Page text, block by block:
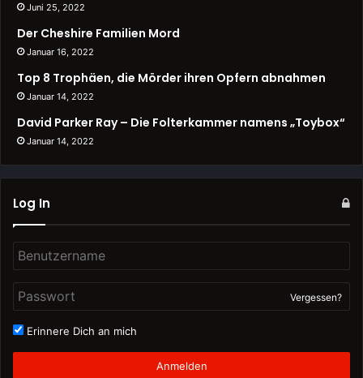
Juni 25, 2022
Der Cheshire Familien Mord
Januar 16, 2022
Top 8 Trophäen, die Mörder ihren Opfern abnahmen
Januar 14, 2022
David Parker Ray – Die Folterkammer namens „Toybox“
Januar 14, 2022
Log In
Vergessen?
Erinnere Dich an mich
Anmelden